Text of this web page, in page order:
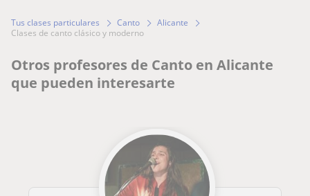
Tus clases particulares Canto
Alicante
clases de canto clásico y moderno
Otros profesores de Canto en Alicante
que pueden interesarte